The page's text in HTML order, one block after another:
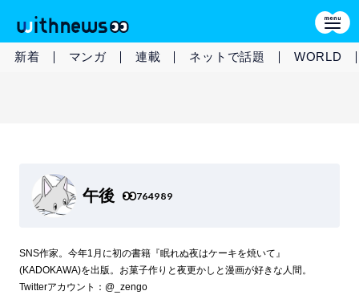
新着 マンガ 連載 ネットで話題 WORLD
午後 764989
SNS作家。今年1月に初の書籍『眠れぬ夜はケーキを焼いて』
(KADOKAWA)を出版。お菓子作りと夜更かしと漫画が好きな人間。
Twitterアカウント：@_zengo